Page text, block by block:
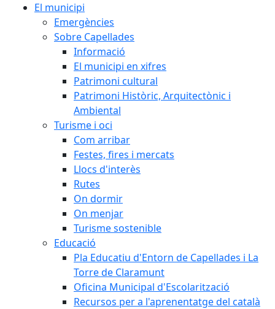
El municipi
Emergències
Sobre Capellades
Informació
El municipi en xifres
Patrimoni cultural
Patrimoni Històric, Arquitectònic i
Ambiental
Turisme i oci
Com arribar
Festes, fires i mercats
Llocs d'interès
Rutes
On dormir
On menjar
Turisme sostenible
Educació
Pla Educatiu d'Entorn de Capellades i La
Torre de Claramunt
Oficina Municipal d'Escolarització
Recursos per a l'aprenentatge del català